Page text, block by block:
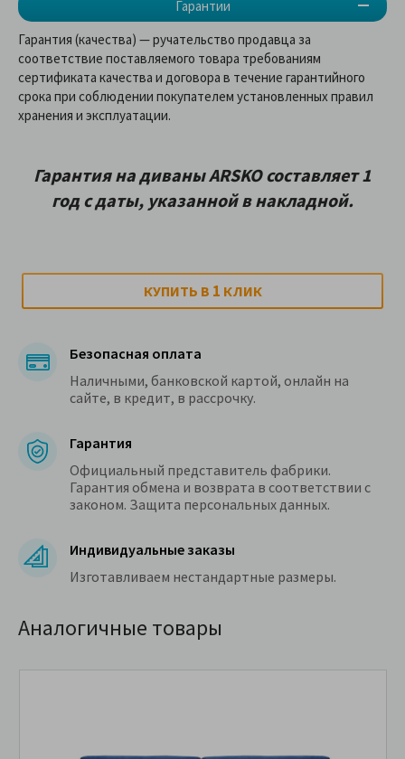
Гарантии
Гарантия (качества) — ручательство продавца за
соответствие поставляемого товара требованиям
сертификата качества и договора в течение гарантийного
срока при соблюдении покупателем установленных правил
хранения и эксплуатации.
Гарантия на диваны ARSKO составляет 1
год с даты, указанной в накладной.
КУПИТЬ В 1 КЛИК
Безопасная оплата
Наличными, банковской картой, онлайн на
сайте, в кредит, в рассрочку.
Гарантия
Официальный представитель фабрики.
Гарантия обмена и возврата в соответствии с
законом. Защита персональных данных.
Индивидуальные заказы
Изготавливаем нестандартные размеры.
Аналогичные товары